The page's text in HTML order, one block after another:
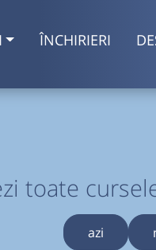
ÎNCHIRIERI
toate
azi